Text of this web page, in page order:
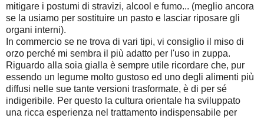
mitigare i postumi di stravizi, alcool e fumo... (meglio ancora
se la usiamo per sostituire un pasto e lasciar riposare gli
organi interni).
In commercio se ne trova di vari tipi, vi consiglio il miso di
orzo perché mi sembra il più adatto per l'uso in zuppa.
Riguardo alla soia gialla è sempre utile ricordare che, pur
essendo un legume molto gustoso ed uno degli alimenti più
diffusi nelle sue tante versioni trasformate, è di per sé
indigeribile. Per questo la cultura orientale ha sviluppato
una ricca esperienza nel trattamento indispensabile per